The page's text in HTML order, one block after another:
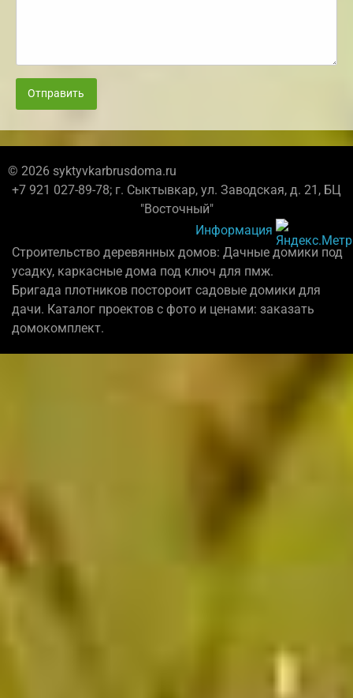
Отправить
© 2026 syktyvkarbrusdoma.ru
+7 921 027-89-78; г. Сыктывкар, ул. Заводская, д. 21, БЦ
"Восточный"
Информация
Строительство деревянных домов: Дачные домики под
усадку, каркасные дома под ключ для пмж.
Бригада плотников постороит садовые домики для
дачи. Каталог проектов с фото и ценами: заказать
домокомплект.